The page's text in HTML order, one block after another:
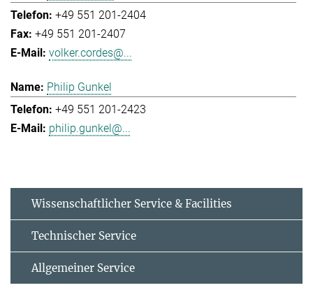
+49 551 201-2404
+49 551 201-2407
volker.cordes@...
Philip Gunkel
+49 551 201-2423
philip.gunkel@...
Wissenschaftlicher Service & Facilities
Technischer Service
Allgemeiner Service